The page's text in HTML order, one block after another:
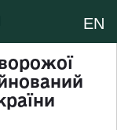
EN